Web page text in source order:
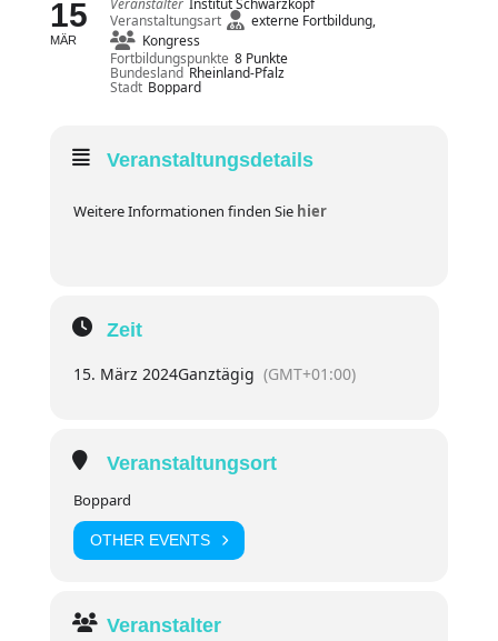
15
MÄR
Veranstaltungsart
externe Fortbildung,
Kongress
Fortbildungspunkte 8 Punkte
Bundesland Rheinland-Pfalz
Stadt Boppard
Veranstaltungsdetails
Weitere Informationen finden Sie hier
Zeit
15. März 2024Ganztägig (GMT+01:00)
Veranstaltungsort
Boppard
OTHER EVENTS
Veranstalter